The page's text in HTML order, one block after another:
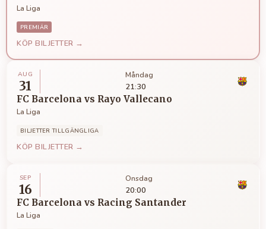
La Liga
PREMIÄR
KÖP BILJETTER →
AUG
31
Måndag
21:30
FC Barcelona vs Rayo Vallecano
La Liga
BILJETTER TILLGÄNGLIGA
KÖP BILJETTER →
SEP
16
Onsdag
20:00
FC Barcelona vs Racing Santander
La Liga